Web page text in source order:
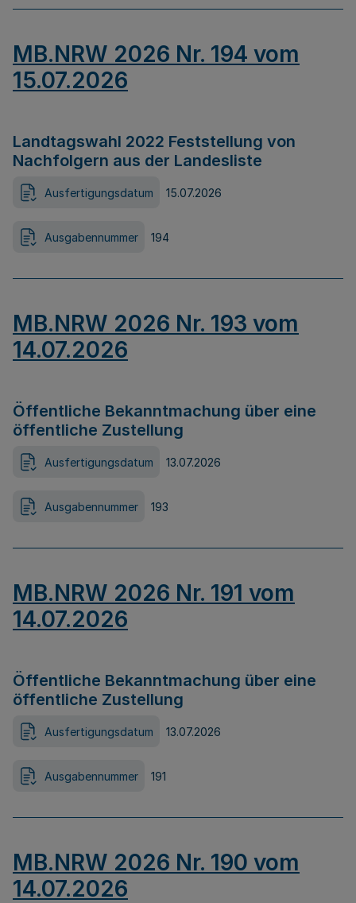
MB.NRW 2026 Nr. 194 vom
15.07.2026
Landtagswahl 2022 Feststellung von
Nachfolgern aus der Landesliste
Ausfertigungsdatum 15.07.2026
Ausgabennummer 194
MB.NRW 2026 Nr. 193 vom
14.07.2026
Öffentliche Bekanntmachung über eine
öffentliche Zustellung
Ausfertigungsdatum 13.07.2026
Ausgabennummer 193
MB.NRW 2026 Nr. 191 vom
14.07.2026
Öffentliche Bekanntmachung über eine
öffentliche Zustellung
Ausfertigungsdatum 13.07.2026
Ausgabennummer 191
MB.NRW 2026 Nr. 190 vom
14.07.2026